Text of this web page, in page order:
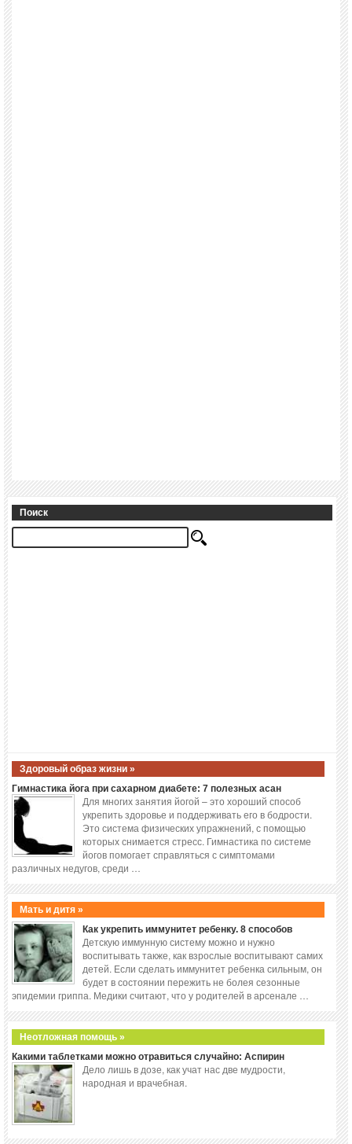
Поиск
Здоровый образ жизни »
Гимнастика йога при сахарном диабете: 7 полезных асан
Для многих занятия йогой – это хороший способ
укрепить здоровье и поддерживать его в бодрости.
Это система физических упражнений, с помощью
которых снимается стресс. Гимнастика по системе
йогов помогает справляться с симптомами
различных недугов, среди …
Мать и дитя »
Как укрепить иммунитет ребенку. 8 способов
Детскую иммунную систему можно и нужно
воспитывать также, как взрослые воспитывают самих
детей. Если сделать иммунитет ребенка сильным, он
будет в состоянии пережить не болея сезонные
эпидемии гриппа. Медики считают, что у родителей в арсенале …
Неотложная помощь »
Какими таблетками можно отравиться случайно: Аспирин
Дело лишь в дозе, как учат нас две мудрости,
народная и врачебная.